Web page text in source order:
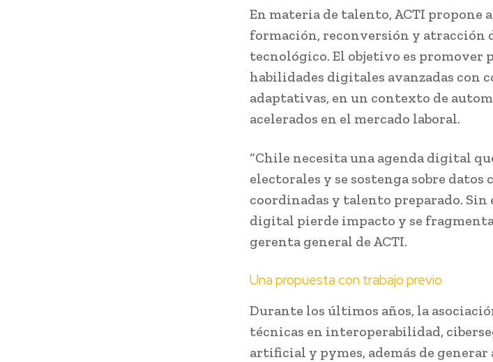
En materia de talento, ACTI propone
formación, reconversión y atracción
tecnológico. El objetivo es promover
habilidades digitales avanzadas con
adaptativas, en un contexto de
acelerados en el mercado laboral.
“Chile necesita una agenda digital
electorales y se sostenga sobre
coordinadas y talento preparado.
digital pierde impacto y se
gerenta general de ACTI.
Una propuesta con trabajo previo
Durante los últimos años, la
técnicas en interoperabilidad,
artificial y pymes, además de